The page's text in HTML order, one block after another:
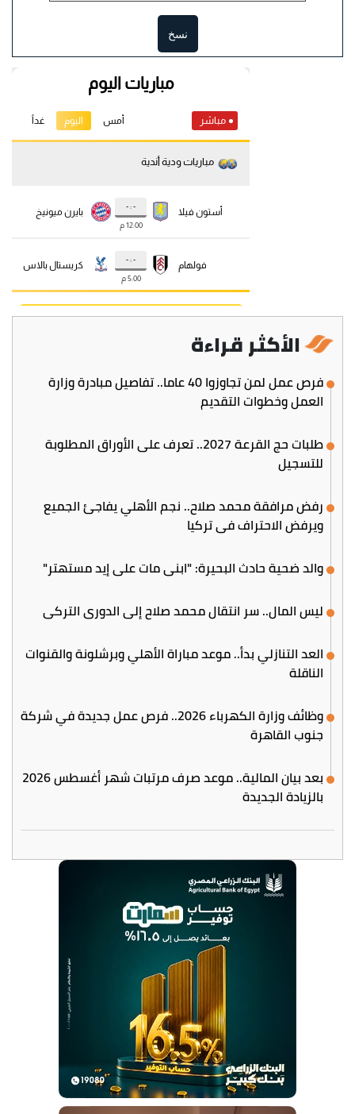
نسخ
الأكثر قراءة
فرص عمل لمن تجاوزوا 40 عاما.. تفاصيل مبادرة وزارة
العمل وخطوات التقديم
طلبات حج القرعة 2027.. تعرف على الأوراق المطلوبة
للتسجيل
رفض مرافقة محمد صلاح.. نجم الأهلي يفاجئ الجميع
ويرفض الاحتراف في تركيا
والد ضحية حادث البحيرة: "ابني مات على إيد مستهتر"
ليس المال.. سر انتقال محمد صلاح إلى الدوري التركي
العد التنازلي بدأ.. موعد مباراة الأهلي وبرشلونة والقنوات
الناقلة
وظائف وزارة الكهرباء 2026.. فرص عمل جديدة في شركة
جنوب القاهرة
بعد بيان المالية.. موعد صرف مرتبات شهر أغسطس 2026
بالزيادة الجديدة